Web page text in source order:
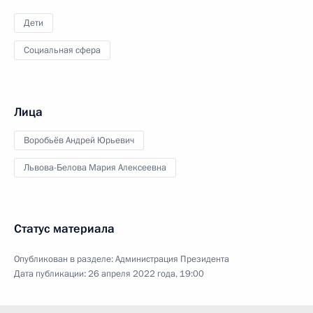
Дети
Социальная сфера
Лица
Воробьёв Андрей Юрьевич
Львова-Белова Мария Алексеевна
Статус материала
Опубликован в разделе:Администрация Президента
Дата публикации:26 апреля 2022 года, 19:00